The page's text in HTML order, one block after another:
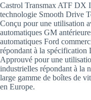
Castrol Transmax ATF DX
technologie Smooth Drive
Conçu pour une utilisation
automatiques GM
automatiques Ford
répondant à la
Approuvé pour une
industrielles répondant à la
large gamme de boîtes de
en Europe.